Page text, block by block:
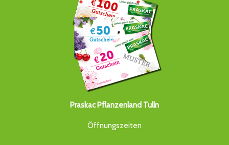
Praskac Pflanzenland Tulln
Öffnungszeiten